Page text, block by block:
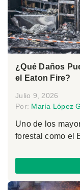
¿Qué Daños
el Eaton Fire?
Julio 9, 2026
Por: María López
Uno de los
forestal como el